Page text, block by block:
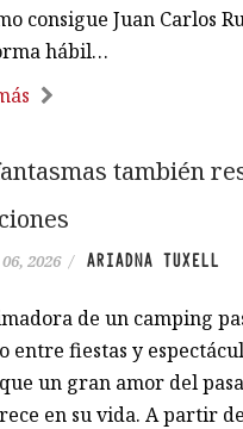
consigue Juan Carlos
hábil…
también
2026 / ARIADNA TUXELL
de un camping
entre fiestas y
un gran amor del
en su vida. A partir